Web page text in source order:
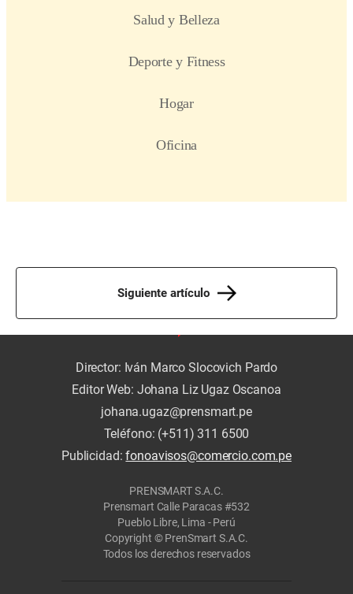
Siguiente artículo
Director: Iván Marco Slocovich Pardo
Editor Web: Johana Liz Ugaz Oscanoa
johana.ugaz@prensmart.pe
Teléfono: (+511) 311 6500
Publicidad:fonoavisos@comercio.com.pe
PRENSMART S.A.C.
Prensmart Calle Paracas #532
Pueblo Libre, Lima - Perú
Copyright © PrenSmart S.A.C.
Todos los derechos reservados